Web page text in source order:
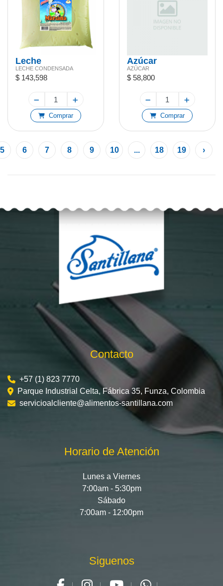
Leche
Condensada
Mariana Bolsa 10
LECHE CONDENSADA
$ 143,598
Comprar
Azúcar
Antihumedad
Komplet 2kg
AZÚCAR
$ 58,800
Comprar
5 6 7 8 9 10 ... 18 19 ›
Contacto
+57 (1) 823 7770
Parque Industrial Celta, Fábrica 35, Funza, Colombia
servicioalcliente@alimentos-santillana.com
Horario de Atención
Lunes a Viernes
7:00am - 5:30pm
Sábado
7:00am - 12:00pm
Siguenos